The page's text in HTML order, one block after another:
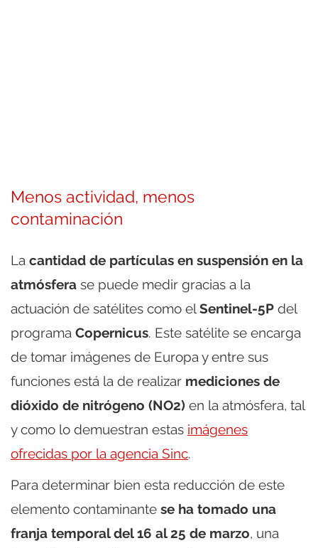
Menos actividad, menos
contaminación
La cantidad de partículas en suspensión en la
atmósfera se puede medir gracias a la
actuación de satélites como elSentinel-5P del
programa Copernicus. Este satélite se encarga
de tomar imágenes de Europa y entre sus
funciones está la de realizar mediciones de
dióxido de nitrógeno (NO2) en la atmósfera, tal
y como lo demuestran estas imágenes
ofrecidas por la agencia Sinc.
Para determinar bien esta reducción de este
elemento contaminante se ha tomado una
franja temporal del 16 al 25 de marzo, una